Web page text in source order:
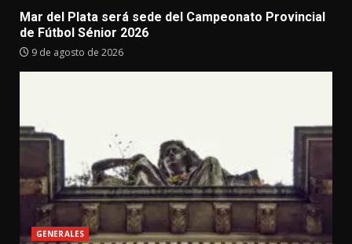
Mar del Plata será sede del Campeonato Provincial
de Fútbol Sénior 2026
9 de agosto de 2026
GENERALES